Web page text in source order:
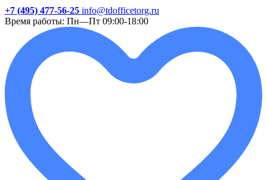
+7 (495) 477-56-25 info@tdofficetorg.ru
Время работы: Пн—Пт 09:00-18:00